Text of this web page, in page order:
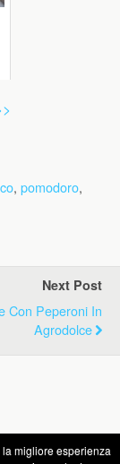
, pomodoro,
Next Post
Con Peperoni In
Agrodolce
migliore esperienza